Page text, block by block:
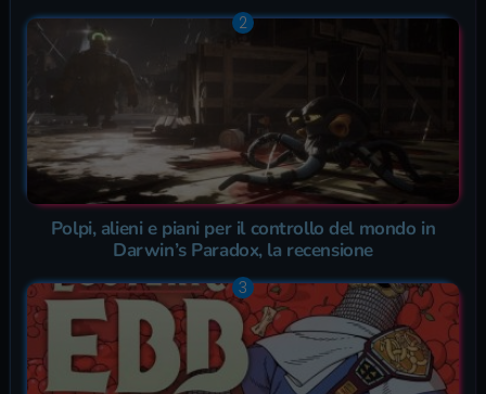
Polpi, alieni e piani per il controllo del mondo in
Darwin’s Paradox, la recensione